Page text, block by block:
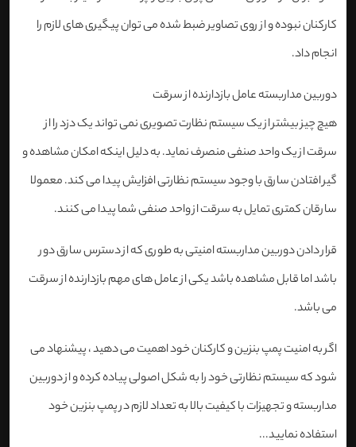
کارکنان نبوده و از روی تصاویر ضبط شده می توان پیگیری های لازم را
انجام داد.
دوربین مداربسته عامل بازدارنده از سرقت
هیچ چیز بیشتر از یک سیستم نظارت تصویری نمی تواند یک دزد را از
سرقت از یک واحد صنفی منصرف نماید. به دلیل اینکه امکان مشاهده و
گیر افتادن سارق با وجود سیستم نظارتی افزایش پیدا می کند. معمولا
سارقان کمتری تمایل به سرقت از واحد صنفی شما پیدا می کنند.
قرار دادن دوربین مداربسته امنیتی به طوری که از دسترس سارق دور
باشد اما قابل مشاهده باشد یکی از عامل های مهم بازدارنده از سرقت
می باشد.
اگر به امنیت پمپ بنزین و کارکنان خود اهمیت می دهید ، پیشنهاد می
شود که سیستم نظارتی خود را به شکل اصولی پیاده کرده و از دوربین
مداربسته و تجهیزات با کیفیت بالا به تعداد لازم در پمپ بنزین خود
استفاده نمایید...